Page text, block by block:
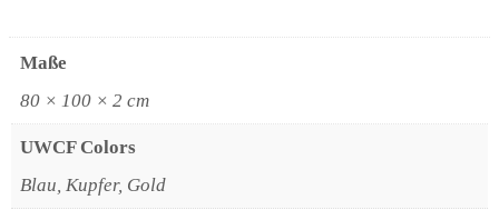
Maße
80 × 100 × 2 cm
UWCF Colors
Blau, Kupfer, Gold